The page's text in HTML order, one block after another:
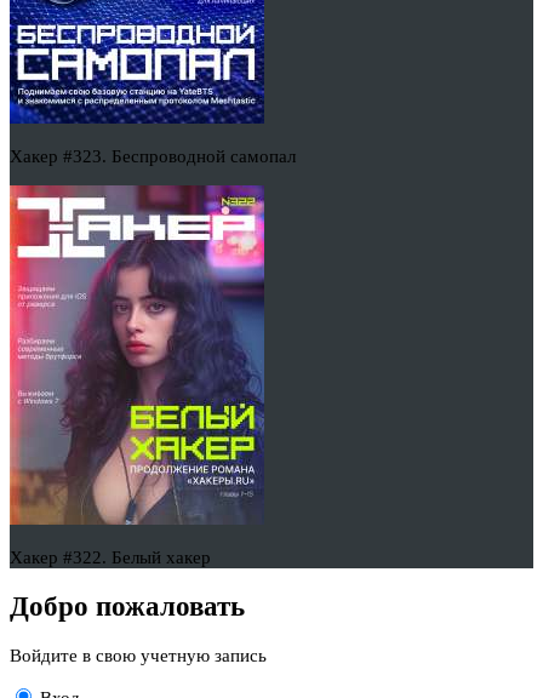
Хакер #323. Беспроводной самопал
Хакер #322. Белый хакер
Добро пожаловать
Войдите в свою учетную запись